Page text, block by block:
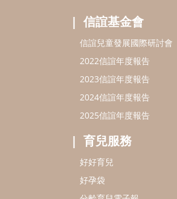
信誼基金會
信誼兒童發展國際研討會
2022信誼年度報告
2023信誼年度報告
2024信誼年度報告
2025信誼年度報告
育兒服務
好好育兒
好孕袋